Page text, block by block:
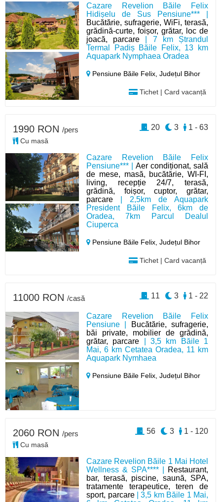
Cazare Revelion Băile Felix
Hidișelu de Sus Pensiune*** |
Bucătărie, sufragerie, WiFi, terasă,
grădină-curte, foișor, grătar, loc de
joacă, parcare | 7 km Ștrandul
Termal Padiș Băile Felix, 13 km
Aquapark Nymphaea Oradea
Pensiune Băile Felix,Județul Bihor
Tichet | Card vacanță
Cazare Revelion Băile Felix
Pensiune*** | Aer condiționat, sală
de mese, masă, bucătărie, WI-FI,
living, recepție 24/7, terasă,
grădină, foișor, cuptor, grătar,
parcare | 2,5km de Aquapark
President Băile Felix, 6km de
Oradea, 7km Parcul Dealul
Ciuperca
Pensiune Băile Felix,Județul Bihor
Tichet | Card vacanță
1990 RON /pers
Cu masă
1 - 63
3
20
Cazare Revelion Băile Felix
Pensiune |
Bucătărie, sufragerie,
băi private, mobilier de grădină,
grătar, parcare | 3,5 km Băile 1
Mai, 6 km Cetatea Oradea, 11 km
Aquapark Nymhaea
Pensiune Băile Felix,Județul Bihor
11000 RON /casă 1 - 22
3
11
Cazare Revelion Băile 1 Mai Hotel
Wellness & SPA**** |
Restaurant,
bar, terasă, piscine, saună, SPA,
tratamente terapeutice, teren de
sport, parcare| 3,5 km Băile 1 Mai,
2060 RON /pers
Cu masă
1 - 120
3
56